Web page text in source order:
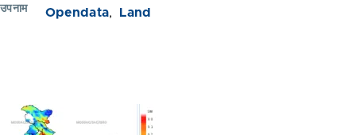
उपनाम Opendata Land